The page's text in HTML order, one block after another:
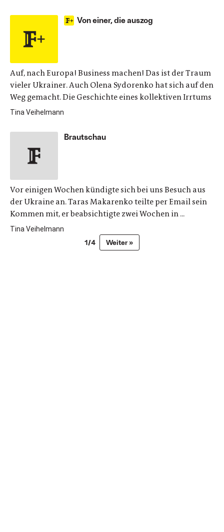
Von einer, die auszog
Auf, nach Europa! Business machen! Das ist der Traum
vieler Ukrainer. Auch Olena Sydorenko hat sich auf den
Weg gemacht. Die Geschichte eines kollektiven Irrtums
Tina Veihelmann
Brautschau
Vor einigen Wochen kündigte sich bei uns Besuch aus
der Ukraine an. Taras Makarenko teilte per Email sein
Kommen mit, er beabsichtigte zwei Wochen in ...
Tina Veihelmann
1/4 Weiter »